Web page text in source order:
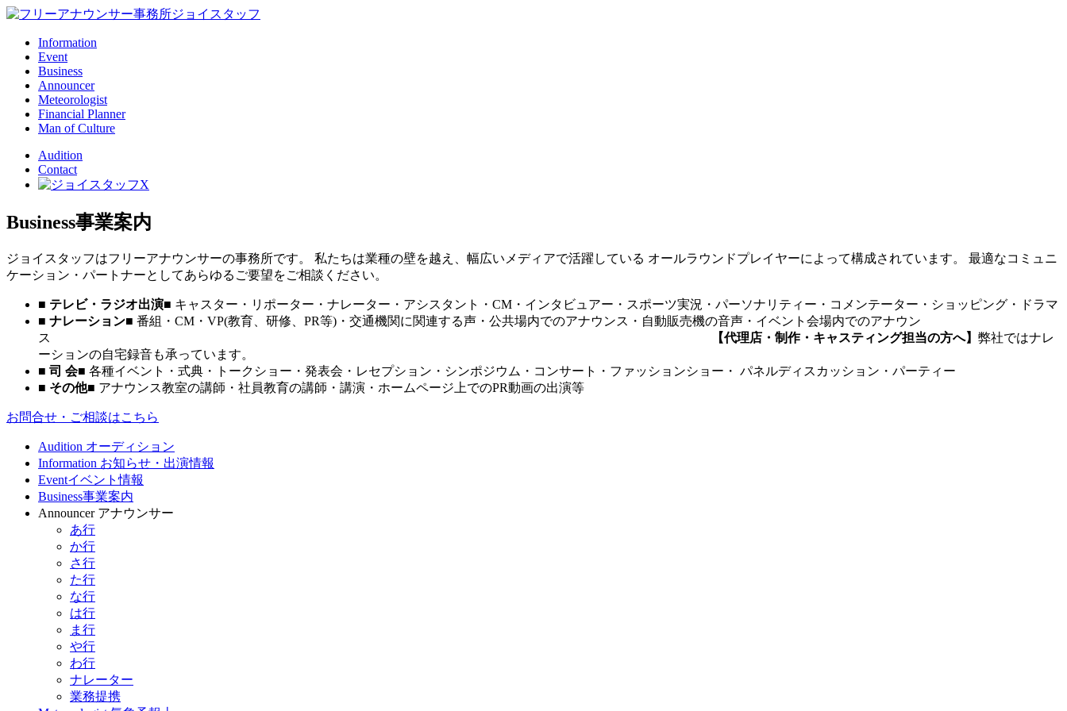
Information
Event
Business
Announcer
Meteorologist
Financial Planner
Man of Culture
Audition
Contact
Business事業案内
ジョイスタッフはフリーアナウンサーの事務所です。 私たちは業種の壁を越え、幅広いメディアで活躍している オールラウンドプレイヤーによって構成されています。 最適なコミュニ
ケーション・パートナーとしてあらゆるご要望をご相談ください。
■ テレビ・ラジオ出演■ キャスター・リポーター・ナレーター・アシスタント・CM・インタビュアー・スポーツ実況・パーソナリティー・コメンテーター・ショッピング・ドラマ
■ ナレーション■ 番組・CM・VP(教育、研修、PR等)・交通機関に関連する声・公共場内でのアナウンス・自動販売機の音声・イベント会場内でのアナウン
ス
【代理店・制作・キャスティング担当の方へ】 弊社ではナレ
ーションの自宅録音も承っています。
■ 司 会■ 各種イベント・式典・トークショー・発表会・レセプション・シンポジウム・コンサート・ファッションショー・ パネルディスカッション・パーティー
■ その他■ アナウンス教室の講師・社員教育の講師・講演・ホームページ上でのPR動画の出演等
お問合せ・ご相談はこちら
Audition オーディション
Information お知らせ・出演情報
Eventイベント情報
Business事業案内
Announcer アナウンサー
あ行
か行
さ行
た行
な行
は行
ま行
や行
わ行
ナレーター
業務提携